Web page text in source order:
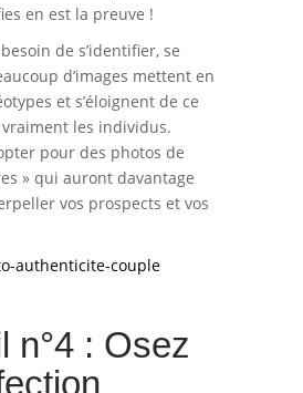
en est la preuve !
de s’identifier, se
d’images mettent en
et s’éloignent de ce
les individus.
pour des photos de
» qui auront davantage
vos prospects et vos
n°4 : Osez